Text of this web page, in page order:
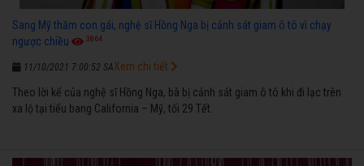
Sang Mỹ thăm con gái, nghệ sĩ Hồng Nga bị cảnh sát giam ô tô vì chạy
ngược chiều
3864
11/10/2021 7:00:52 SA
Theo lời kể của nghệ sĩ Hồng Nga, bà bị cảnh sát giam ô tô khi đi lạc trên
xa lộ tại tiểu bang California – Mỹ, tối 29 Tết.
Xem chi tiết